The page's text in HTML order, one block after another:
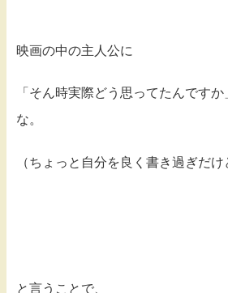
映画の中の主人公に
「そん時実際どう思ってたんです
な。
（ちょっと自分を良く書き過ぎだけ
と言うことで、